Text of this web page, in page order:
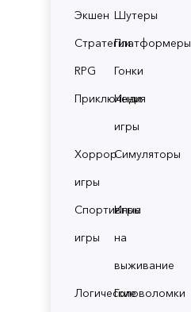
Экшен Шутеры
СтратегииПлатформеры
RPG
Гонки
Приключения
Инди
игры
Хоррор
игры
Симуляторы
Спортивные
игры
Игры
на
выживание
ЛогическиеГоловоломки